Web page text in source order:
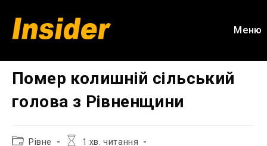
вмісту
Меню
Помер колишній сільський
голова з Рівненщини
Категорія
Рівне
Час
1 хв. читання